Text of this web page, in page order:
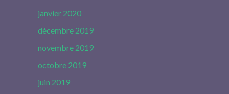
janvier 2020
décembre 2019
novembre 2019
octobre 2019
juin 2019